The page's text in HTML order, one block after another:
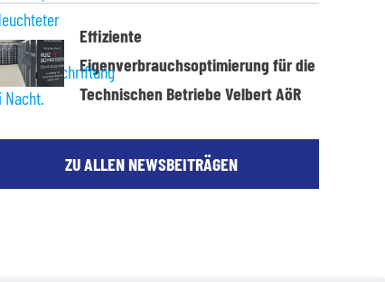
Effiziente
Eigenverbrauchsoptimierung für die
Technischen Betriebe Velbert AöR
ZU ALLEN NEWSBEITRÄGEN